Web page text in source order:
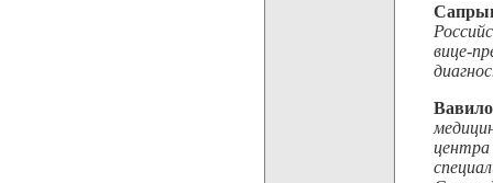
вице-